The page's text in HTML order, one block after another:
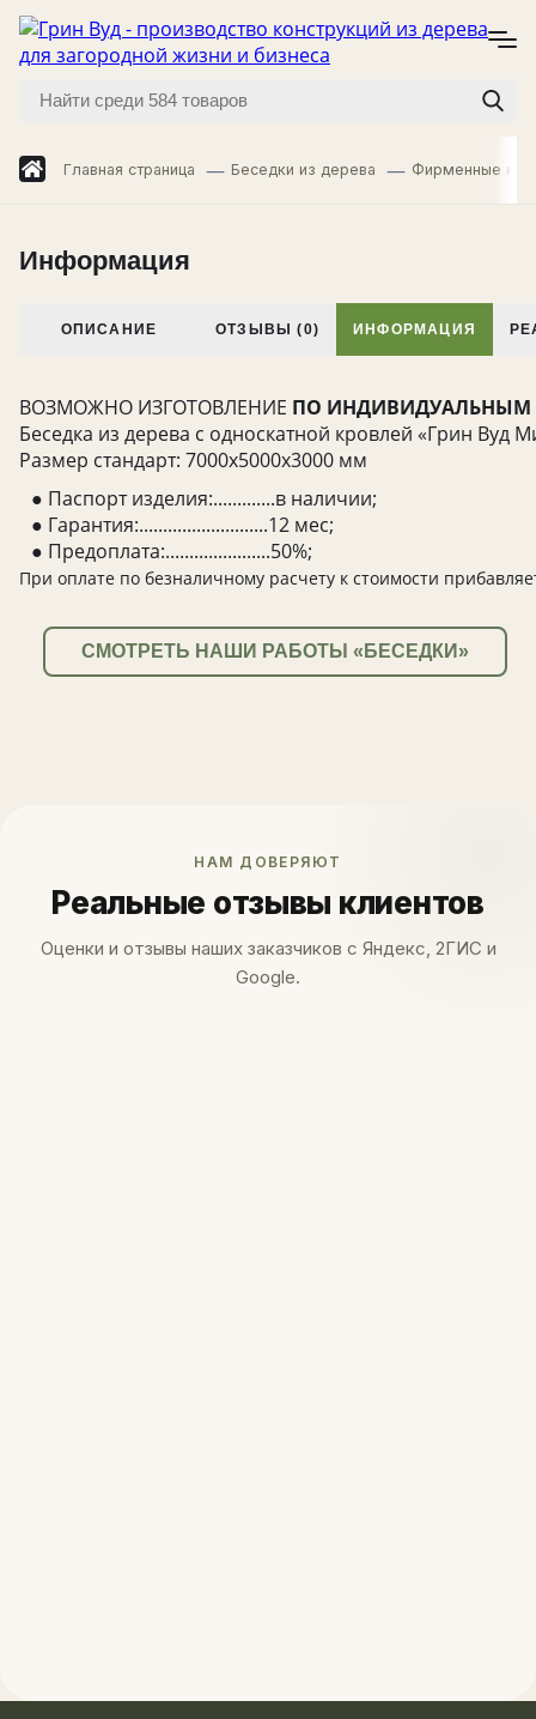
Главная страница Беседки из дерева Фирменные
Информация
ОПИСАНИЕ ОТЗЫВЫ (0) ИНФОРМАЦИЯ
ВОЗМОЖНО ИЗГОТОВЛЕНИЕ ПО ИНДИВИДУАЛЬНЫМ
Беседка из дерева с односкатной кровлей «Грин Вуд
Размер стандарт: 7000х5000х3000 мм
● Паспорт изделия:.............в наличии;
● Гарантия:...........................12 мес;
● Предоплата:......................50%;
При оплате по безналичному расчету к стоимости
СМОТРЕТЬ НАШИ РАБОТЫ «БЕСЕДКИ»
НАМ ДОВЕРЯЮТ
Реальные отзывы клиентов
Оценки и отзывы наших заказчиков с Яндекс, 2ГИС и
Google.